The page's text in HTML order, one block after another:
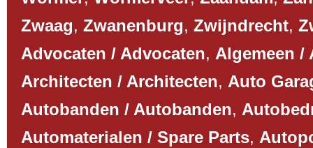
Zwaag, Zwanenburg, Zwijndrecht,
Advocaten / Advocaten, Algemeen /
Architecten / Architecten, Auto
Autobanden / Autobanden,
Automaterialen / Spare Parts,